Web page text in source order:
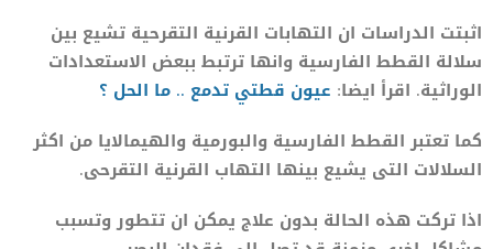
اثبتت الدراسات ان التهابات القرنية التقرحية تشيع بين
سلالة القطط الفارسية وانها ترتبط ببعض الاستعدادات
الوراثية. اقرأ ايضا: عيون قطتي تدمع .. ما الحل ؟
كما تعتبر القطط الفارسية والبورمية والهيمالايا من اكثر
السلالات التى يشيع بينها التهاب القرنية التقرحى.
اذا تركت هذه الحالة بدون علاج يمكن ان تتطور وتسبب